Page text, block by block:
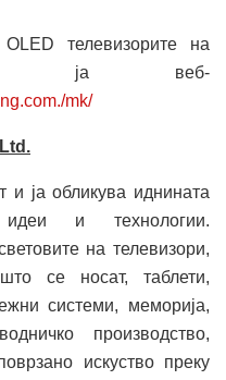
телевизорите на
ја веб-
mk/
и ја обликува иднината
идеи и технологии.
на телевизори,
се носат, таблети,
системи, меморија,
производство,
искуство преку